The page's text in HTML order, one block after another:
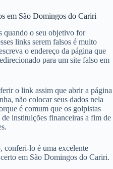
em São Domingos do Cariri
quando o seu objetivo for
links serem falsos é muito
o endereço da página que
para um site falso em
o link assim que abrir a página
não colocar seus dados nela
é comum que os golpistas
instituições financeiras a fim de
conferi-lo é uma excelente
em São Domingos do Cariri.